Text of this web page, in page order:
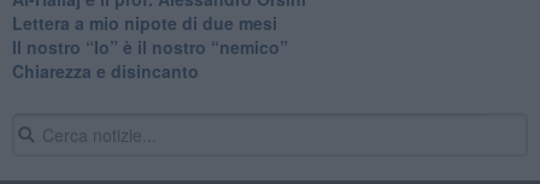
​Lettera a mio nipote di due mesi
​Il nostro “Io” è il nostro “nemico”
​Chiarezza e disincanto